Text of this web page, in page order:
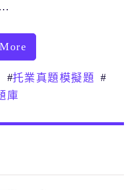
#托業真題模擬題
#
庫